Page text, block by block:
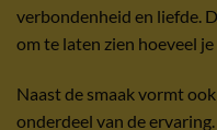
verbondenheid en liefde.
om te laten zien hoeveel
Naast de smaak vormt
onderdeel van de